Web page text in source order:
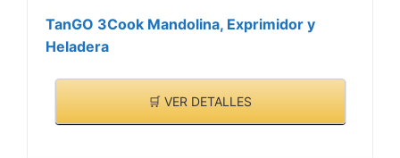
TanGO 3Cook Mandolina, Exprimidor y
Heladera
🛒 VER DETALLES